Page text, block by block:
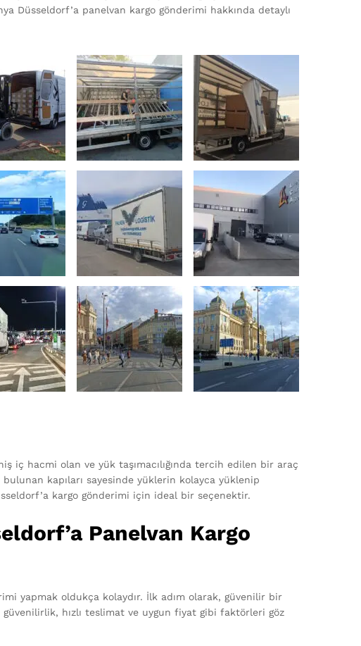
Düsseldorf’a panelvan kargo gönderimi hakkında detaylı
iç hacmi olan ve yük taşımacılığında tercih edilen bir araç
kapıları sayesinde yüklerin kolayca yüklenip
kargo gönderimi için ideal bir seçenektir.
Panelvan Kargo
yapmak oldukça kolaydır. İlk adım olarak, güvenilir bir
hızlı teslimat ve uygun fiyat gibi faktörleri göz